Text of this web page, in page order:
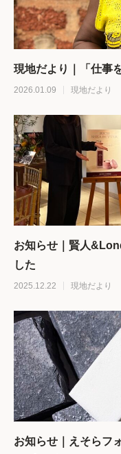
現地だより｜「仕事
2026.01.09 現地だより
お知らせ｜賢人
した
2025.12.22 現地だより
お知らせ｜えそらフ